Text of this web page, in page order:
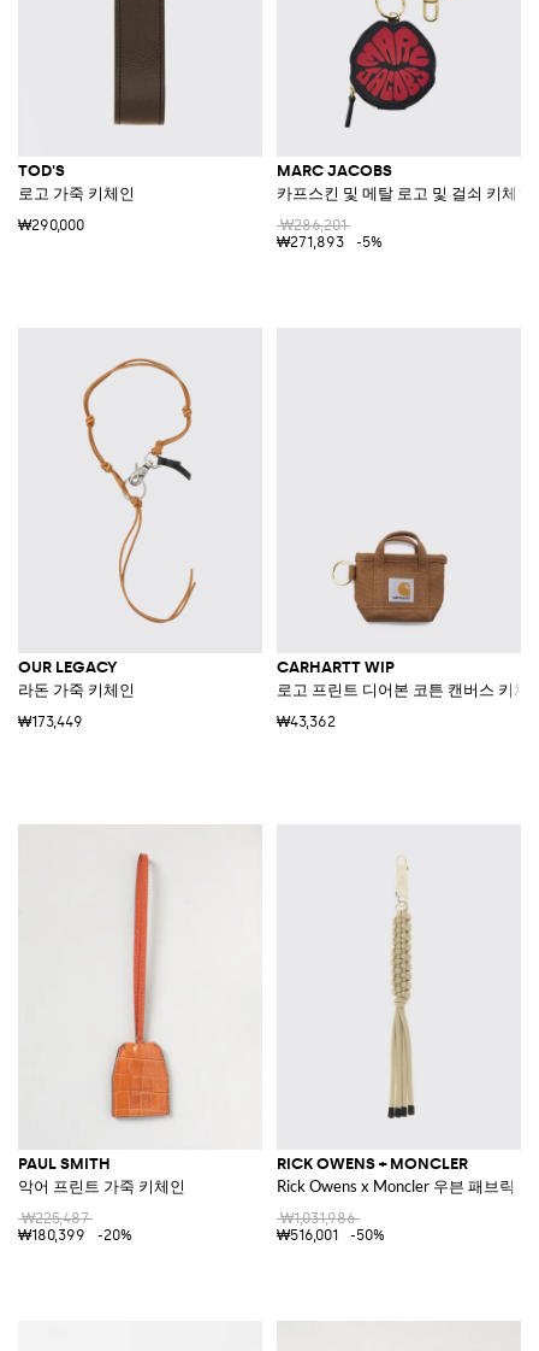
TOD'S
로고 가죽 키체인
₩290,000
MARC JACOBS
카프스킨 및 메탈 로고 및 걸쇠 키체인
₩286,201
₩271,893
-5%
OUR LEGACY
라돈 가죽 키체인
₩173,449
CARHARTT WIP
로고 프린트 디어본 코튼 캔버스 키체
₩43,362
PAUL SMITH
악어 프린트 가죽 키체인
₩225,487
₩180,399
-20%
RICK OWENS + MONCLER
Rick Owens x Moncler 우븐 패브릭 키
₩1,031,986
₩516,001
-50%